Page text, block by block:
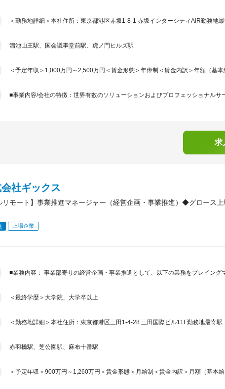
＜勤務地詳細＞本社住所：東京都港区赤坂1-8-1 赤坂インターシティAIR勤務地
溜池山王駅、国会議事堂前駅、虎ノ門ヒルズ駅
＜予定年収＞1,000万円～2,500万円＜賃金形態＞年俸制＜賃金内訳＞年額（基本
■事業内容/会社の特徴：世界有数のソリューションおよびプロフェッショナルサ
求
社ギックス
リモート】事業推進マネージャー（経営企画・事業推進）◆グロース
上場企業
■業務内容： 事業部寄りの経営企画・事業推進として、以下の業務をプレイン
＜最終学歴＞大学院、大学卒以上
＜勤務地詳細＞本社住所：東京都港区三田1-4-28 三田国際ビル11F勤務地最寄
赤羽橋駅、芝公園駅、麻布十番駅
＜予定年収＞900万円～1,260万円＜賃金形態＞月給制＜賃金内訳＞月額（基本